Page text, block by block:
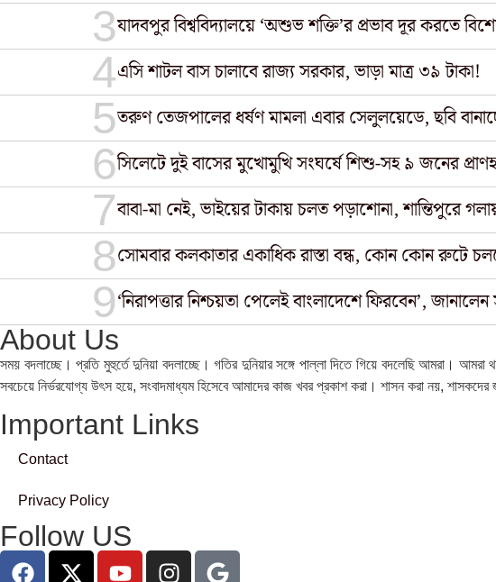
যাদবপুর বিশ্ববিদ্যালয়ে ‘অশুভ শক্তি’র প্রভাব দূর করতে
এসি শাটল বাস চালাবে রাজ্য সরকার, ভাড়া মাত্র ৩৯ টাকা!
তরুণ তেজপালের ধর্ষণ মামলা এবার সেলুলয়েডে, ছবি
সিলেটে দুই বাসের মুখোমুখি সংঘর্ষে শিশু-সহ ৯ জনের
বাবা-মা নেই, ভাইয়ের টাকায় চলত পড়াশোনা, শান্তিপুরে
সোমবার কলকাতার একাধিক রাস্তা বন্ধ, কোন কোন রুটে
‘নিরাপত্তার নিশ্চয়তা পেলেই বাংলাদেশে ফিরবেন’,
About Us
সময় বদলাচ্ছে। প্রতি মুহুর্তে দুনিয়া বদলাচ্ছে। গতির দুনিয়ার সঙ্গে পাল্লা দিতে গিয়ে বদলেছি আমরা।
সবচেয়ে নির্ভরযোগ্য উ‍ৎস হয়ে, সংবাদমাধ্যম হিসেবে আমাদের কাজ খবর প্রকাশ করা। শাসন করা নয়,
Important Links
Contact
Privacy Policy
Follow US